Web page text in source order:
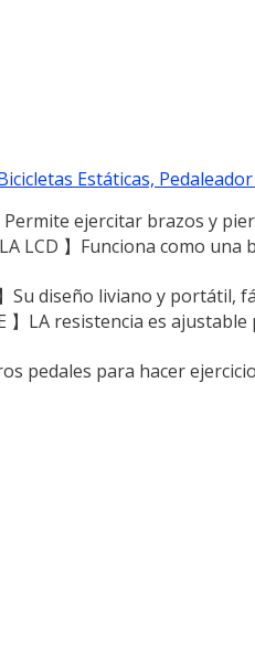
Estáticas, Pedaleador
Permite ejercitar brazos y
LCD 】Funciona como
】Su diseño liviano y
】LA resistencia es
pedales para hacer